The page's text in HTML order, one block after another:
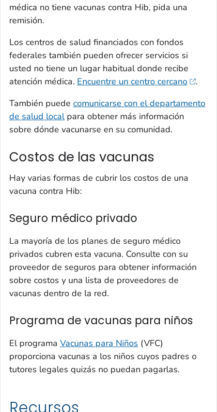
médica no tiene vacunas contra Hib, pida una
remisión.
Los centros de salud financiados con fondos
federales también pueden ofrecer servicios si
usted no tiene un lugar habitual donde recibe
atención médica. Encuentre un centro cercano
.
También puede comunicarse con el departamento
de salud localpara obtener más información
sobre dónde vacunarse en su comunidad.
Costos de las vacunas
Hay varias formas de cubrir los costos de una
vacuna contra Hib:
Seguro médico privado
La mayoría de los planes de seguro médico
privados cubren esta vacuna. Consulte con su
proveedor de seguros para obtener información
sobre costos y una lista de proveedores de
vacunas dentro de la red.
Programa de vacunas para niños
El programa Vacunas para Niños (VFC)
proporciona vacunas a los niños cuyos padres o
tutores legales quizás no puedan pagarlas.